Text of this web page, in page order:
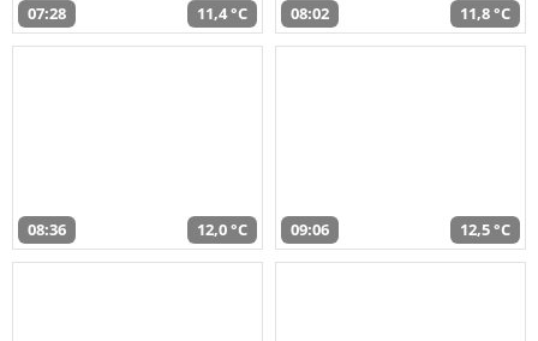
07:28 11,4 °C 08:02 11,8 °C
08:36 12,0 °C 09:06 12,5 °C